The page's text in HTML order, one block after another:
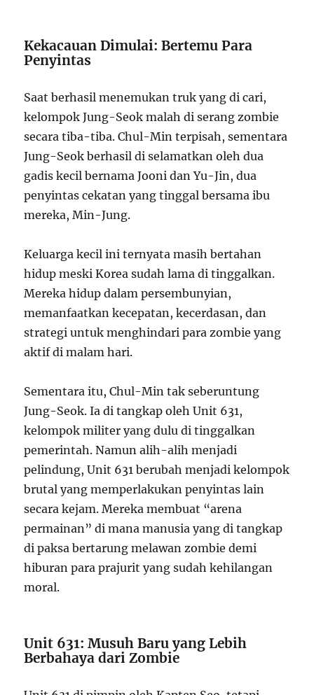
Kekacauan Dimulai: Bertemu Para
Penyintas
Saat berhasil menemukan truk yang di cari,
kelompok Jung-Seok malah di serang zombie
secara tiba-tiba. Chul-Min terpisah, sementara
Jung-Seok berhasil di selamatkan oleh dua
gadis kecil bernama Jooni dan Yu-Jin, dua
penyintas cekatan yang tinggal bersama ibu
mereka, Min-Jung.
Keluarga kecil ini ternyata masih bertahan
hidup meski Korea sudah lama di tinggalkan.
Mereka hidup dalam persembunyian,
memanfaatkan kecepatan, kecerdasan, dan
strategi untuk menghindari para zombie yang
aktif di malam hari.
Sementara itu, Chul-Min tak seberuntung
Jung-Seok. Ia di tangkap oleh Unit 631,
kelompok militer yang dulu di tinggalkan
pemerintah. Namun alih-alih menjadi
pelindung, Unit 631 berubah menjadi kelompok
brutal yang memperlakukan penyintas lain
secara kejam. Mereka membuat “arena
permainan” di mana manusia yang di tangkap
di paksa bertarung melawan zombie demi
hiburan para prajurit yang sudah kehilangan
moral.
Unit 631: Musuh Baru yang Lebih
Berbahaya dari Zombie